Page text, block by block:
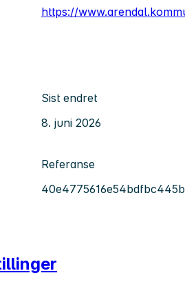
https://
Sist endret
8. juni 2026
Referanse